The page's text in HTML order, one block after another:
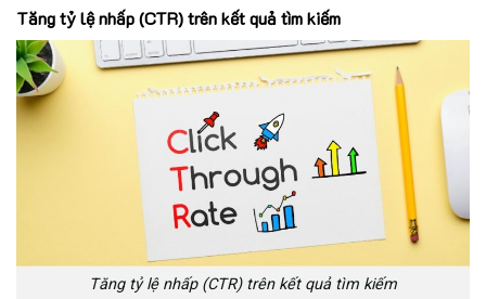
7.2. Nội dung mô tả làm nổi bật giá trị thương hiệu
8. Cách viết Meta Description cho trang sản phẩm
8.1. Không sao chép nội dung từ trang chủ
8.2. Meta Description tập trung giải quyết nhu cầu
của khách hàng
9.1. 1. Meta description có cần thiết không?
9.2. 2. Độ dài tối ưu cho meta description là bao
Tăng tỷ lệ nhấp (CTR) trên kết quả tìm kiếm
Tăng tỷ lệ nhấp (CTR) trên kết quả tìm kiếm